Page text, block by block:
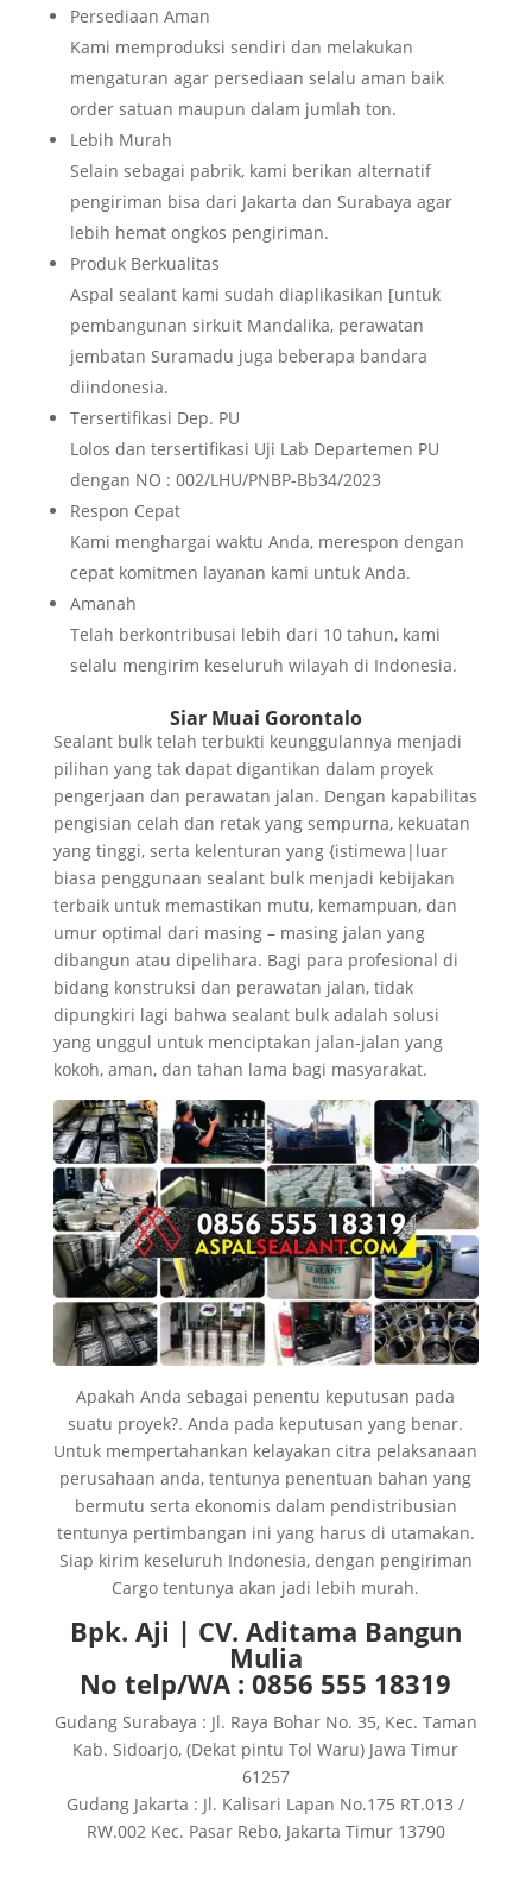
Persediaan Aman
Kami memproduksi sendiri dan melakukan
mengaturan agar persediaan selalu aman baik
order satuan maupun dalam jumlah ton.
Lebih Murah
Selain sebagai pabrik, kami berikan alternatif
pengiriman bisa dari Jakarta dan Surabaya agar
lebih hemat ongkos pengiriman.
Produk Berkualitas
Aspal sealant kami sudah diaplikasikan [untuk
pembangunan sirkuit Mandalika, perawatan
jembatan Suramadu juga beberapa bandara
diindonesia.
Tersertifikasi Dep. PU
Lolos dan tersertifikasi Uji Lab Departemen PU
dengan NO : 002/LHU/PNBP-Bb34/2023
Respon Cepat
Kami menghargai waktu Anda, merespon dengan
cepat komitmen layanan kami untuk Anda.
Amanah
Telah berkontribusai lebih dari 10 tahun, kami
selalu mengirim keseluruh wilayah di Indonesia.
Siar Muai Gorontalo
Sealant bulk telah terbukti keunggulannya menjadi
pilihan yang tak dapat digantikan dalam proyek
pengerjaan dan perawatan jalan. Dengan kapabilitas
pengisian celah dan retak yang sempurna, kekuatan
yang tinggi, serta kelenturan yang {istimewa|luar
biasa penggunaan sealant bulk menjadi kebijakan
terbaik untuk memastikan mutu, kemampuan, dan
umur optimal dari masing – masing jalan yang
dibangun atau dipelihara. Bagi para profesional di
bidang konstruksi dan perawatan jalan, tidak
dipungkiri lagi bahwa sealant bulk adalah solusi
yang unggul untuk menciptakan jalan-jalan yang
kokoh, aman, dan tahan lama bagi masyarakat.
Apakah Anda sebagai penentu keputusan pada
suatu proyek?. Anda pada keputusan yang benar.
Untuk mempertahankan kelayakan citra pelaksanaan
perusahaan anda, tentunya penentuan bahan yang
bermutu serta ekonomis dalam pendistribusian
tentunya pertimbangan ini yang harus di utamakan.
Siap kirim keseluruh Indonesia, dengan pengiriman
Cargo tentunya akan jadi lebih murah.
Bpk. Aji | CV. Aditama Bangun
Mulia
No telp/WA : 0856 555 18319
Gudang Surabaya : Jl. Raya Bohar No. 35, Kec. Taman
Kab. Sidoarjo, (Dekat pintu Tol Waru) Jawa Timur
61257
Gudang Jakarta : Jl. Kalisari Lapan No.175 RT.013 /
RW.002 Kec. Pasar Rebo, Jakarta Timur 13790